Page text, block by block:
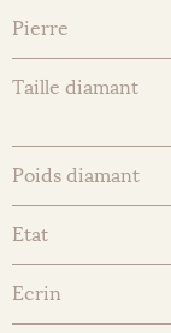
Pierre
Taille diamant
Poids diamant
Etat
Ecrin